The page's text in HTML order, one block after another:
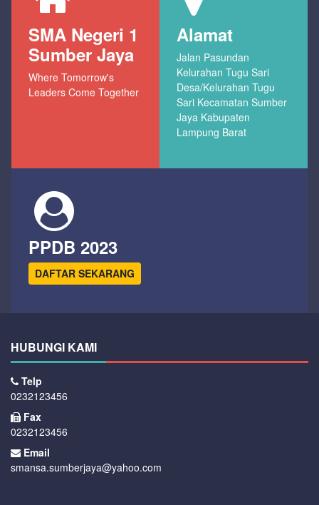
SMA Negeri 1
Sumber Jaya
Where Tomorrow's
Leaders Come Together
Alamat
Jalan Pasundan
Kelurahan Tugu Sari
Desa/Kelurahan Tugu
Sari Kecamatan Sumber
Jaya Kabupaten
Lampung Barat
PPDB 2023
DAFTAR SEKARANG
HUBUNGI KAMI
Telp
0232123456
Fax
0232123456
Email
smansa.sumberjaya@yahoo.com